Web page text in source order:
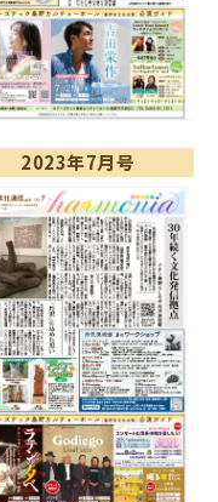
2023年7月号